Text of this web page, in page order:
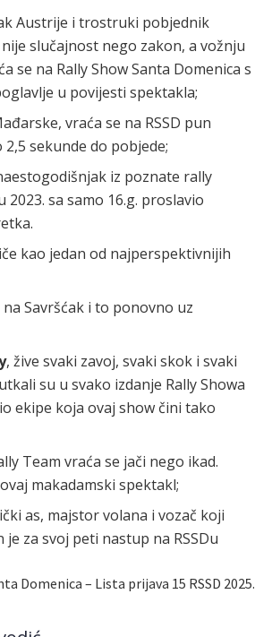
Austrije i trostruki pobjednik
slučajnost nego zakon, a vožnju
se na Rally Show Santa Domenica s
u povijesti spektakla;
vraća se na RSSD pun
sekunde do pobjede;
iz poznate rally
sa samo 16.g. proslavio
kao jedan od najperspektivnijih
Savršćak i to ponovno uz
, žive svaki zavoj, svaki skok i svaki
su u svako izdanje Rally Showa
ekipe koja ovaj show čini tako
Team vraća se jači nego ikad.
makadamski spektakl;
as, majstor volana i vozač koji
za svoj peti nastup na RSSDu
Domenica – Lista prijava 15 RSSD 2025.